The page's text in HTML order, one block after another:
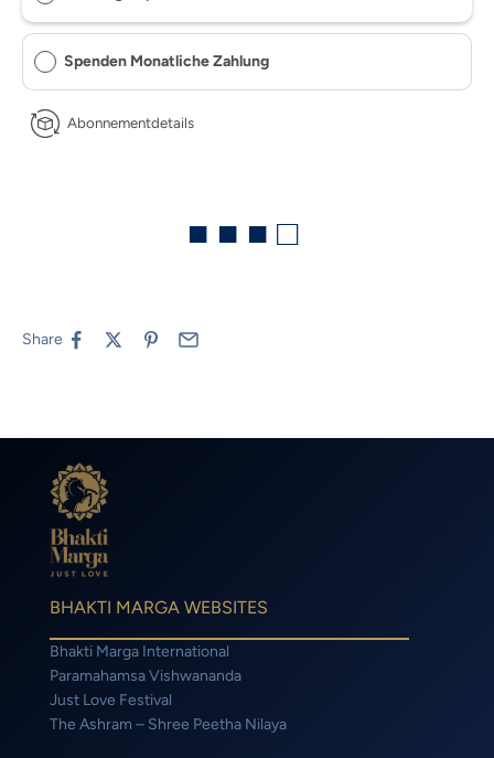
Spenden Monatliche Zahlung
Abonnementdetails
■ ■ ■ □
Share
BHAKTI MARGA WEBSITES
Bhakti Marga International
Paramahamsa Vishwananda
Just Love Festival
The Ashram – Shree Peetha Nilaya